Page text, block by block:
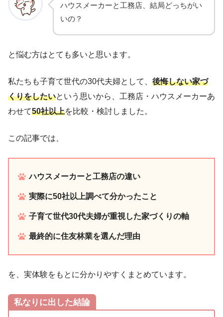
ハウスメーカーと工務店、結局どっちがい
いの？
と悩む方はとても多いと思います。
私たちも子育て世代の30代夫婦として、 後悔しない家づ
くりをしたいという思いから、工務店・ハウスメーカーあ
わせて50社以上を比較・検討しました。
この記事では、
ハウスメーカーと工務店の違い
実際に50社以上調べて分かったこと
子育て世代30代夫婦が重視した家づくりの軸
最終的に住友林業を選んだ理由
を、実体験をもとに分かりやすくまとめています。
私なりに出した結論